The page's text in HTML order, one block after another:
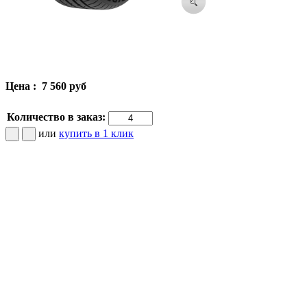
Цена : 7 560 руб
Количество в заказ:
или купить в 1 клик